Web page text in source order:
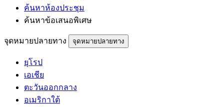
ค้นหาห้องประชุม
ค้นหาข้อเสนอพิเศษ
จุดหมายปลายทาง จุดหมายปลายทาง
ยุโรป
เอเชีย
ตะวันออกกลาง
อเมริกาใต้